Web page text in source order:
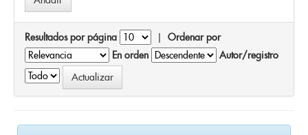
Resultados por página | Ordenar por
En orden
Autor/registro